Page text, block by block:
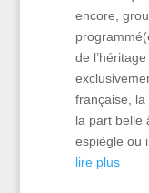
encore,
de
française,
la part belle
espiègle ou
lire plus